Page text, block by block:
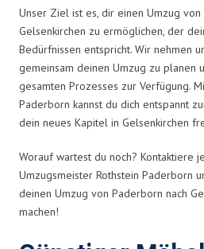
Unser Ziel ist es, dir einen Umzug von
Gelsenkirchen zu ermöglichen, der
Bedürfnissen entspricht. Wir nehmen
gemeinsam deinen Umzug zu planen
gesamten Prozesses zur Verfügung.
Paderborn kannst du dich entspannt
dein neues Kapitel in Gelsenkirchen
Worauf wartest du noch? Kontaktiere
Umzugsmeister Rothstein Paderborn
deinen Umzug von Paderborn nach
machen!